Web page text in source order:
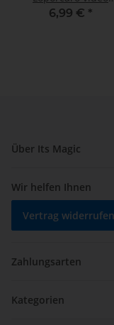
DOWNLOAD
6,99 € *
Über Its Magic
Wir helfen Ihnen
Vertrag widerrufen
Zahlungsarten
Kategorien